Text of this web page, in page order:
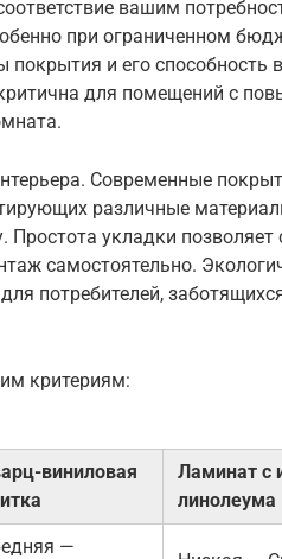
вашим
при ограниченном
покрытия и его способность
для помещений с
Современные
различные
укладки позволяет
самостоятельно.
потребителей,
критериям:
виниловая
Ламинат с
линолеума
—